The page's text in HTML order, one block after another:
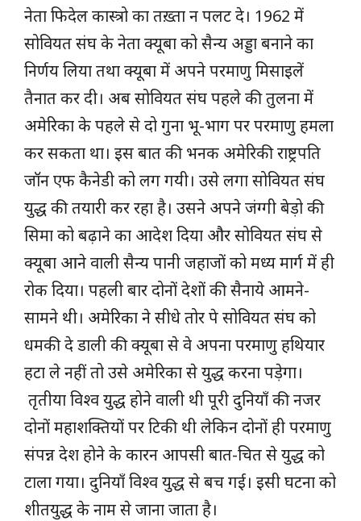
नेता फिदेल कास्त्रो का तख़्ता न पलट दे। 1962 में
सोवियत संघ के नेता क्यूबा को सैन्य अड्डा बनाने का
निर्णय लिया तथा क्यूबा में अपने परमाणु मिसाइलें
तैनात कर दी। अब सोवियत संघ पहले की तुलना में
अमेरिका के पहले से दो गुना भू-भाग पर परमाणु हमला
कर सकता था। इस बात की भनक अमेरिकी राष्ट्रपति
जॉन एफ कैनेडी को लग गयी। उसे लगा सोवियत संघ
युद्ध की तयारी कर रहा है। उसने अपने जंग्गी बेड़ो की
सिमा को बढ़ाने का आदेश दिया और सोवियत संघ से
क्यूबा आने वाली सैन्य पानी जहाजों को मध्य मार्ग में ही
रोक दिया। पहली बार दोनों देशों की सैनाये आमने-
सामने थी। अमेरिका ने सीधे तोर पे सोवियत संघ को
धमकी दे डाली की क्यूबा से वे अपना परमाणु हथियार
हटा ले नहीं तो उसे अमेरिका से युद्ध करना पड़ेगा।
तृतीया विश्व युद्ध होने वाली थी पूरी दुनियाँ की नजर
दोनों महाशक्तियों पर टिकी थी लेकिन दोनों ही परमाणु
संपन्न देश होने के कारन आपसी बात-चित से युद्ध को
टाला गया। दुनियाँ विश्व युद्ध से बच गई। इसी घटना को
शीतयुद्ध के नाम से जाना जाता है।